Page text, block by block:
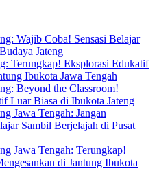
Wajib Coba! Sensasi Belajar
Jateng
Terungkap! Eksplorasi Edukatif
Ibukota Jawa Tengah
Beyond the Classroom!
Luar Biasa di Ibukota Jateng
Jawa Tengah: Jangan
Sambil Berjelajah di Pusat
Jawa Tengah: Terungkap!
di Jantung Ibukota